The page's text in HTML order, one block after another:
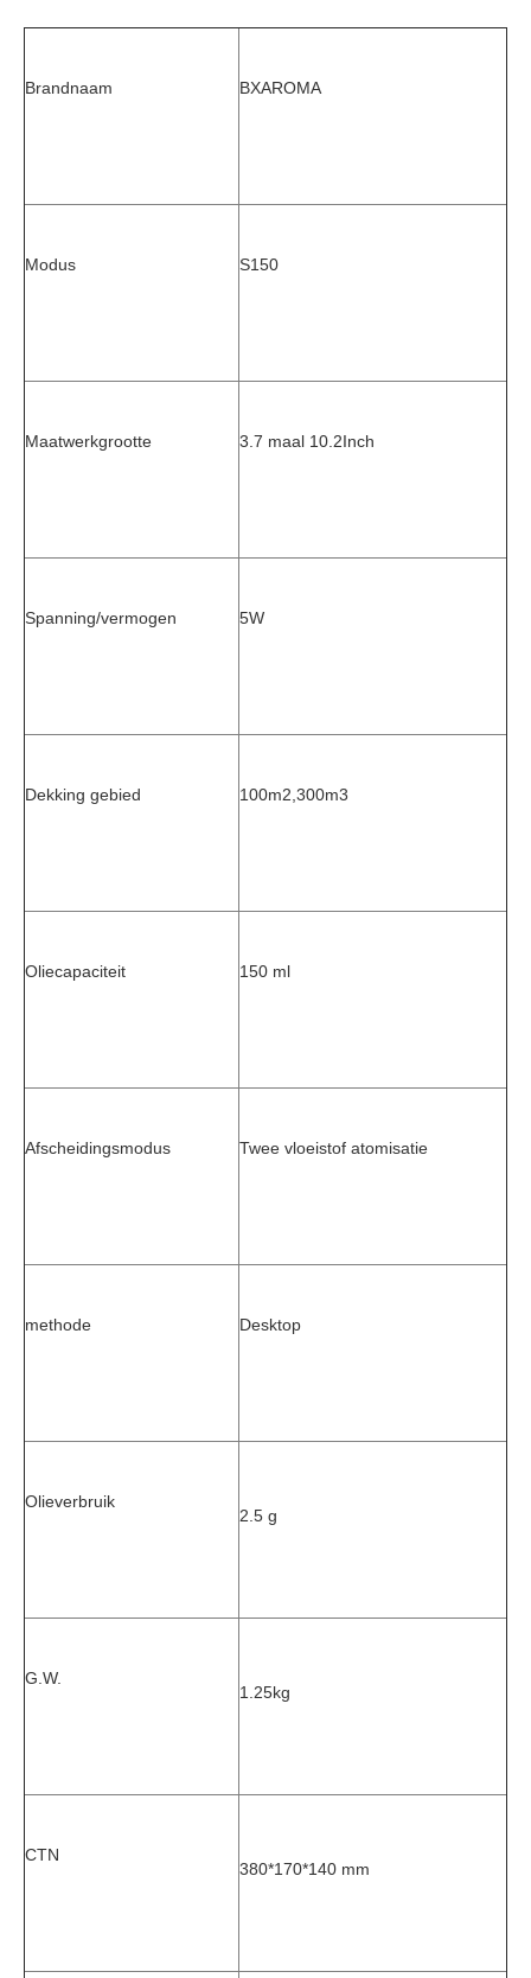
Brandnaam BXAROMA
Modus S150
Maatwerkgrootte 3.7 maal 10.2Inch
Spanning/vermogen 5W
Dekking gebied 100m2,300m3
Oliecapaciteit 150 ml
Afscheidingsmodus Twee vloeistof atomisatie
methode Desktop
Olieverbruik
2.5 g
G.W.
1.25kg
CTN
380*170*140 mm